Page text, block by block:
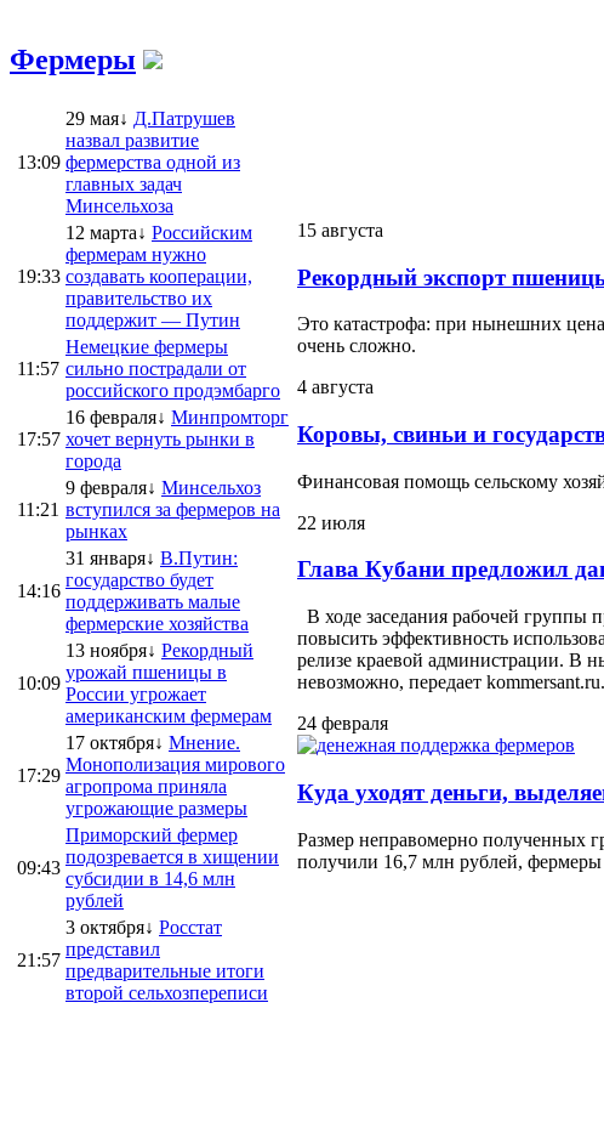
Фермеры
13:09
29 мая↓ Д.Патрушев
назвал развитие
фермерства одной из
главных задач
Минсельхоза
19:33
12 марта↓ Российским
фермерам нужно
создавать кооперации,
правительство их
поддержит — Путин
11:57
Немецкие фермеры
сильно пострадали от
российского продэмбарго
17:57
16 февраля↓ Минпромторг
хочет вернуть рынки в
города
11:21
9 февраля↓ Минсельхоз
вступился за фермеров на
рынках
14:16
31 января↓ В.Путин:
государство будет
поддерживать малые
фермерские хозяйства
10:09
13 ноября↓ Рекордный
урожай пшеницы в
России угрожает
американским фермерам
17:29
17 октября↓ Мнение.
Монополизация мирового
агропрома приняла
угрожающие размеры
09:43
Приморский фермер
подозревается в хищении
субсидии в 14,6 млн
рублей
21:57
3 октября↓ Росстат
представил
предварительные итоги
второй сельхозпереписи
15 августа
Рекордный экспорт
Это катастрофа: при нынешних
очень сложно.
4 августа
Коровы, свиньи и
Финансовая помощь сельскому
22 июля
Глава Кубани предложил
В ходе заседания рабочей группы
повысить эффективность
релизе краевой администрации. В
невозможно, передает
24 февраля
Куда уходят деньги,
Размер неправомерно полученных
получили 16,7 млн рублей,